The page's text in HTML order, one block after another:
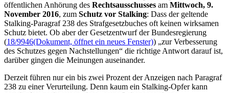
öffentlichen Anhörung des Rechtsausschusses am Mittwoch, 9.
November 2016, zum Schutz vor Stalking: Dass der geltende
Stalking-Paragraf 238 des Strafgesetzbuches oft keinen wirksamen
Schutz bietet. Ob aber der Gesetzentwurf der Bundesregierung
(18/9946(Dokument, öffnet ein neues Fenster)) „zur Verbesserung
des Schutzes gegen Nachstellungen“ die richtige Antwort darauf ist,
darüber gingen die Meinungen auseinander.
Derzeit führen nur ein bis zwei Prozent der Anzeigen nach Paragraf
238 zu einer Verurteilung. Denn kaum ein Stalking-Opfer kann